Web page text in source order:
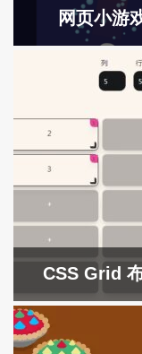
网页小游
CSS Grid